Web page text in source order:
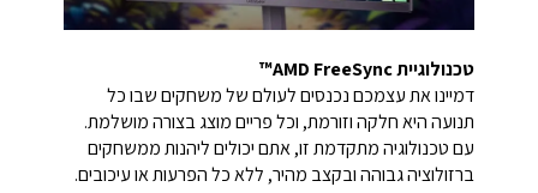
טכנולוגיית AMD FreeSync™
דמיינו את עצמכם נכנסים לעולם של משחקים שבו כל
תנועה היא חלקה וזורמת, וכל פריים מוצג בצורה מושלמת.
עם טכנולוגיה מתקדמת זו, אתם יכולים ליהנות ממשחקים
ברזולוציה גבוהה ובקצב מהיר, ללא כל הפרעות או עיכובים.